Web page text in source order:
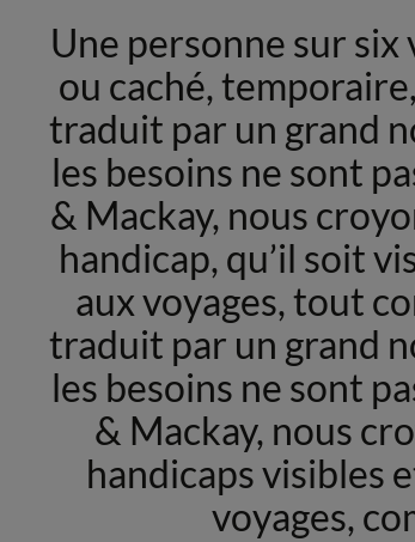
Une personne sur six
ou caché,
traduit par un grand
les besoins ne sont
& Mackay, nous
handicap, qu’il soit
aux voyages, tout
traduit par un grand
les besoins ne sont
& Mackay, nous
handicaps visibles
voyages,